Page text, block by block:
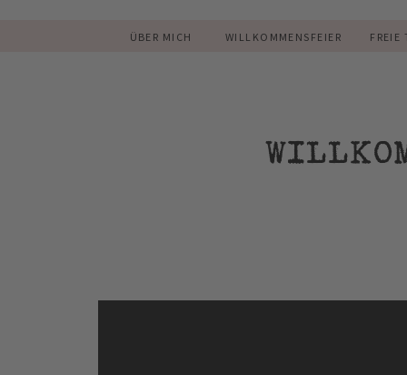
ÜBER MICH WILLKOMMENSFEIER FREIE